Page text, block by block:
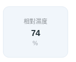
相對濕度
74
%